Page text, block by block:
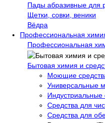
Пады абразивные для
Щетки, совки, веники
Вёдра
Профессиональная
Профессиональная
Бытовая химия и
Моющие
Универсальные
Индустриальные
Средства для
Средства для